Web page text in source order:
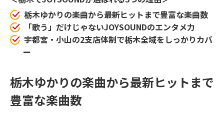
栃木ゆかりの楽曲から最新ヒットまで豊富な楽曲数
「歌う」だけじゃないJOYSOUNDのエンタメ力
宇都宮・小山の2支店体制で栃木全域をしっかりカバ
ー
栃木ゆかりの楽曲から最新ヒットまで
豊富な楽曲数